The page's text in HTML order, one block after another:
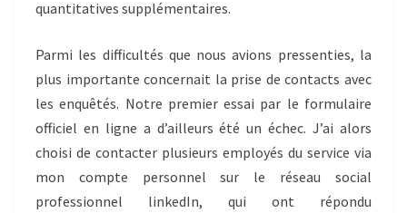
quantitatives supplémentaires.
Parmi les difficultés que nous avions pressenties, la
plus importante concernait la prise de contacts avec
les enquêtés. Notre premier essai par le formulaire
officiel en ligne a d’ailleurs été un échec. J’ai alors
choisi de contacter plusieurs employés du service via
mon compte personnel sur le réseau social
professionnel linkedIn, qui ont répondu